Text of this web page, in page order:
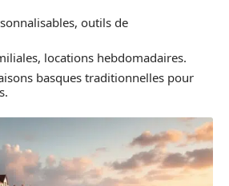
outils de
locations hebdomadaires.
basques traditionnelles pour